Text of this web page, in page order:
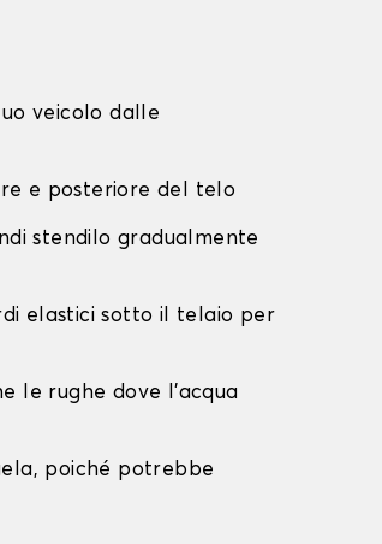
veicolo dalle
e posteriore del telo
stendilo gradualmente
elastici sotto il telaio per
le rughe dove l'acqua
poiché potrebbe